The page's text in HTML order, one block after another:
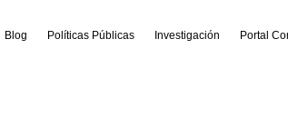
Blog Políticas Públicas Investigación Portal